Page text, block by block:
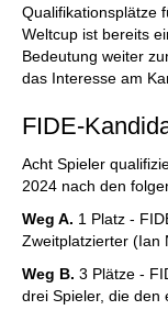
Qualifikationsplätze
Weltcup ist bereits
Bedeutung weiter
das Interesse am
FIDE-
Acht Spieler
2024 nach den
Weg A. 1 Platz -
Zweitplatzierter (Ian
Weg B. 3 Plätze -
drei Spieler, die den